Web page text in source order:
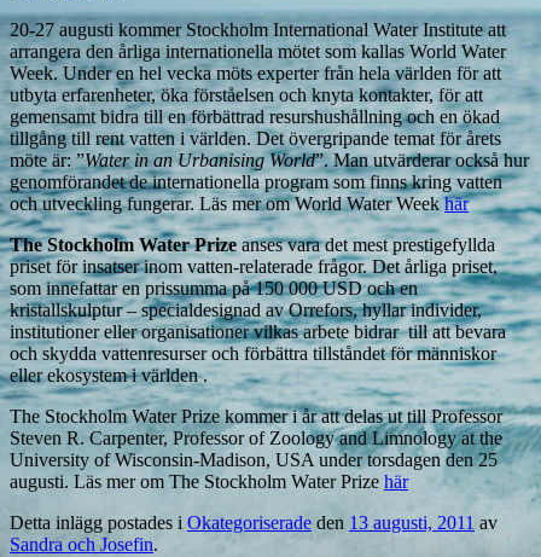
20-27 augusti kommer Stockholm International Water Institute att
arrangera den årliga internationella mötet som kallas World Water
Week. Under en hel vecka möts experter från hela världen för att
utbyta erfarenheter, öka förståelsen och knyta kontakter, för att
gemensamt bidra till en förbättrad resurshushållning och en ökad
tillgång till rent vatten i världen. Det övergripande temat för årets
möte är: ”Water in an Urbanising World”. Man utvärderar också hur
genomförandet de internationella program som finns kring vatten
och utveckling fungerar. Läs mer om World Water Weekhär
The Stockholm Water Prizeanses vara det mest prestigefyllda
priset för insatser inom vatten-relaterade frågor. Det årliga priset,
som innefattar en prissumma på 150 000 USD och en
kristallskulptur – specialdesignad av Orrefors, hyllar individer,
institutioner eller organisationer vilkas arbete bidrar till att bevara
och skydda vattenresurser och förbättra tillståndet för människor
eller ekosystem i världen .
The Stockholm Water Prize kommer i år att delas ut till Professor
Steven R. Carpenter, Professor of Zoology and Limnology at the
University of Wisconsin-Madison, USA under torsdagen den 25
augusti. Läs mer om The Stockholm Water Prize här
Detta inlägg postades i Okategoriserade den 13 augusti, 2011 av
Sandra och Josefin.